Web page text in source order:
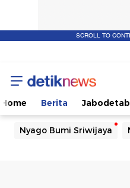
SCROLL TO
Home Berita
Nyago Bumi Sriwijaya